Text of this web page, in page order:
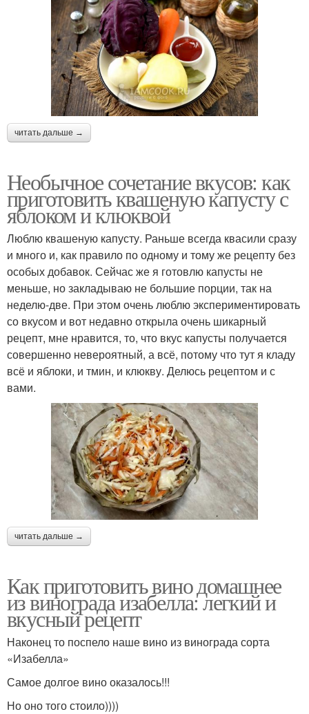
читать дальше →
Необычное сочетание вкусов: как
приготовить квашеную капусту с
яблоком и клюквой
Люблю квашеную капусту. Раньше всегда квасили сразу
и много и, как правило по одному и тому же рецепту без
особых добавок. Сейчас же я готовлю капусты не
меньше, но закладываю не большие порции, так на
неделю-две. При этом очень люблю экспериментировать
со вкусом и вот недавно открыла очень шикарный
рецепт, мне нравится, то, что вкус капусты получается
совершенно невероятный, а всё, потому что тут я кладу
всё и яблоки, и тмин, и клюкву. Делюсь рецептом и с
вами.
читать дальше →
Как приготовить вино домашнее
из винограда изабелла: легкий и
вкусный рецепт
Наконец то поспело наше вино из винограда сорта
«Изабелла»
Самое долгое вино оказалось!!!
Но оно того стоило))))